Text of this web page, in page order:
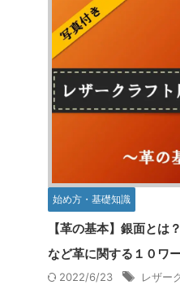
始め方・基礎知識
【革の基本】銀面とは
など革に関する１０ワ
2022/6/23 レザー